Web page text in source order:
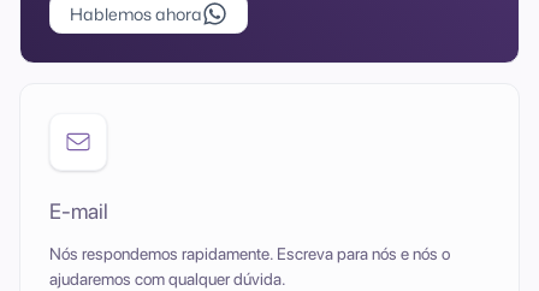
Hablemos ahora
E-mail
Nós respondemos rapidamente. Escreva para nós e nós o
ajudaremos com qualquer dúvida.